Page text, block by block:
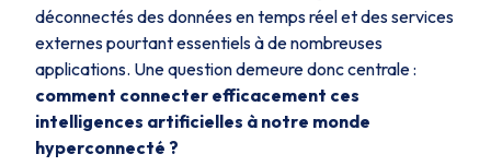
déconnectés des données en temps réel et des services
externes pourtant essentiels à de nombreuses
applications. Une question demeure donc centrale :
comment connecter efficacement ces
intelligences artificielles à notre monde
hyperconnecté ?